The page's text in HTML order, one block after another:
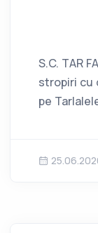
S.C. TAR
stropiri cu
pe